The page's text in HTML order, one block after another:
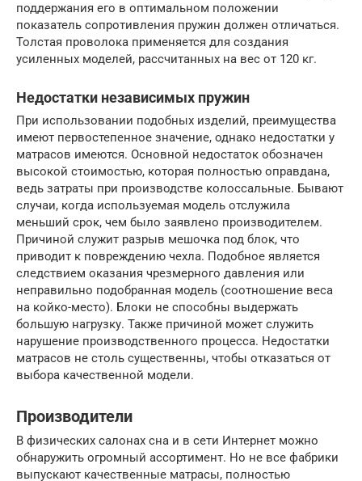
поддержания его в оптимальном положении
показатель сопротивления пружин должен отличаться.
Толстая проволока применяется для создания
усиленных моделей, рассчитанных на вес от 120 кг.
Недостатки независимых пружин
При использовании подобных изделий, преимущества
имеют первостепенное значение, однако недостатки у
матрасов имеются. Основной недостаток обозначен
высокой стоимостью, которая полностью оправдана,
ведь затраты при производстве колоссальные. Бывают
случаи, когда используемая модель отслужила
меньший срок, чем было заявлено производителем.
Причиной служит разрыв мешочка под блок, что
приводит к повреждению чехла. Подобное является
следствием оказания чрезмерного давления или
неправильно подобранная модель (соотношение веса
на койко-место). Блоки не способны выдержать
большую нагрузку. Также причиной может служить
нарушение производственного процесса. Недостатки
матрасов не столь существенны, чтобы отказаться от
выбора качественной модели.
Производители
В физических салонах сна и в сети Интернет можно
обнаружить огромный ассортимент. Но не все фабрики
выпускают качественные матрасы, полностью